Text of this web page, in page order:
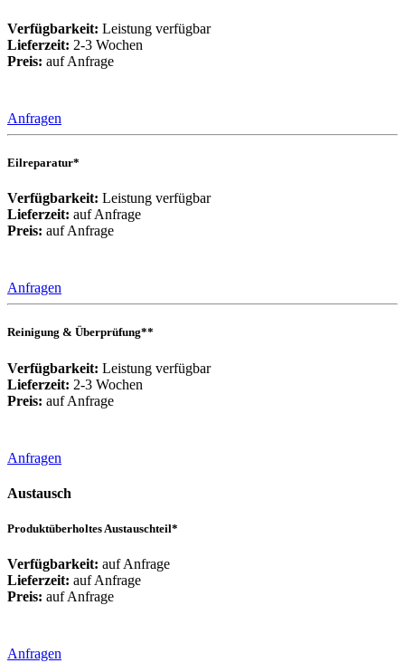
Verfügbarkeit: Leistung verfügbar
Lieferzeit: 2-3 Wochen
Preis: auf Anfrage
Anfragen
Eilreparatur*
Verfügbarkeit: Leistung verfügbar
Lieferzeit: auf Anfrage
Preis: auf Anfrage
Anfragen
Reinigung & Überprüfung**
Verfügbarkeit: Leistung verfügbar
Lieferzeit: 2-3 Wochen
Preis: auf Anfrage
Anfragen
Austausch
Produktüberholtes Austauschteil*
Verfügbarkeit: auf Anfrage
Lieferzeit: auf Anfrage
Preis: auf Anfrage
Anfragen